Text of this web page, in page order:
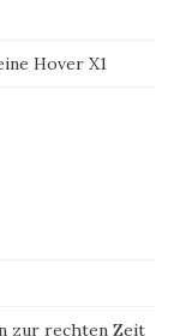
Hover X1
zur rechten Zeit